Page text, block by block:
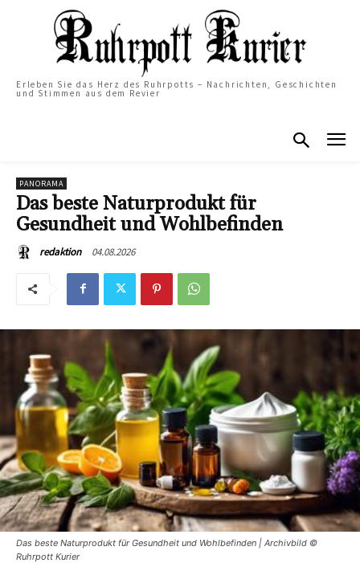
Erleben Sie das Herz des Ruhrpotts – Nachrichten, Geschichten
und Stimmen aus dem Revier
PANORAMA
Das beste Naturprodukt für
Gesundheit und Wohlbefinden
redaktion 04.08.2026
Das beste Naturprodukt für Gesundheit und Wohlbefinden | Archivbild ©
Ruhrpott Kurier